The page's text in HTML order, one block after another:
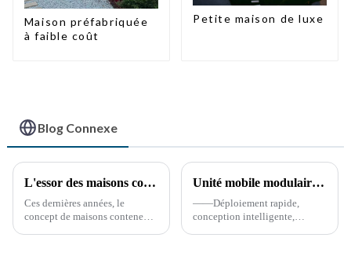
Maison préfabriquée
à faible coût
Petite maison de luxe
Blog Connexe
L'essor des maisons conteneurs : une solution de logement durable et innovante
Ces dernières années, le
concept de maisons conteneurs
Unité mobile modulaire de commandement et de soutien à la lutte contre les incendies (« Mini caserne de pompiers »)
——Déploiement rapide,
conception intelligente,